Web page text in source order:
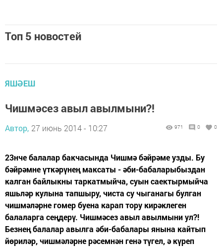
Топ 5 новостей
ЯШӘЕШ
Чишмәсез авыл авылмыни?!
Автор, 27 июнь 2014 - 10:27 971 0 0
23нче балалар бакчасында Чишмә бәйрәме узды. Бу
бәйрәмне үткәрүнең максаты - әби-бабаларыбыздан
калган байлыкны таркатмыйча, суын саектырмыйча
яшьләр кулына тапшыру, чиста су чыганагы булган
чишмәләрне гомер буена карап тору кирәклеген
балаларга сеңдерү. Чишмәсез авыл авылмыни ул?!
Безнең балалар авылга әби-бабалары янына кайтып
йөриләр, чишмәләрне рәсемнән генә түгел, ә күреп